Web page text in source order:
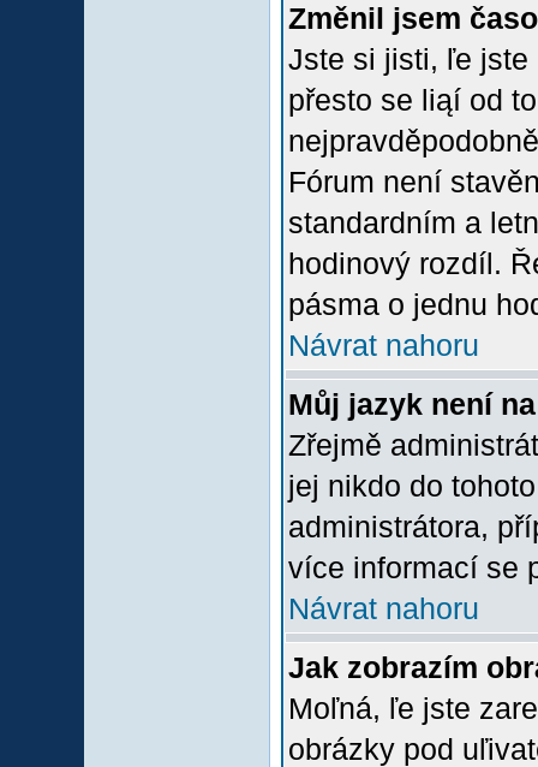
Změnil jsem
Jste si jisti, ľe jste
přesto se liąí od
Fórum není
standardním a
hodinový rozdíl.
pásma o jednu
Návrat nahoru
Můj jazyk není
Zřejmě
jej nikdo do
administrátora,
více informací se
Návrat nahoru
Jak zobrazím
Moľná, ľe jste
obrázky pod